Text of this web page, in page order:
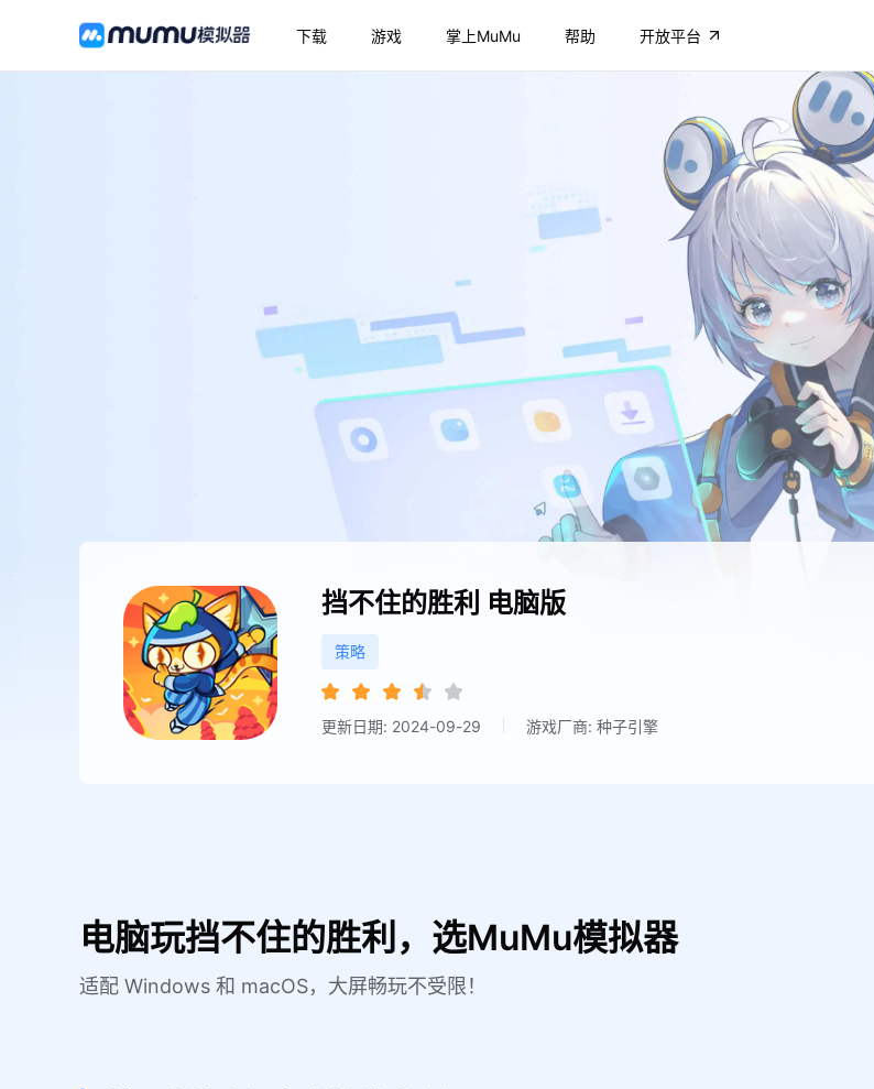
下载 游戏 掌上MuMu 帮助 开放平台
挡不住的胜利 电脑版
策略
更新日期: 2024-09-29 游戏厂商: 种子引擎
电脑玩挡不住的胜利，选MuMu模拟器
适配 Windows 和 macOS，大屏畅玩不受限！